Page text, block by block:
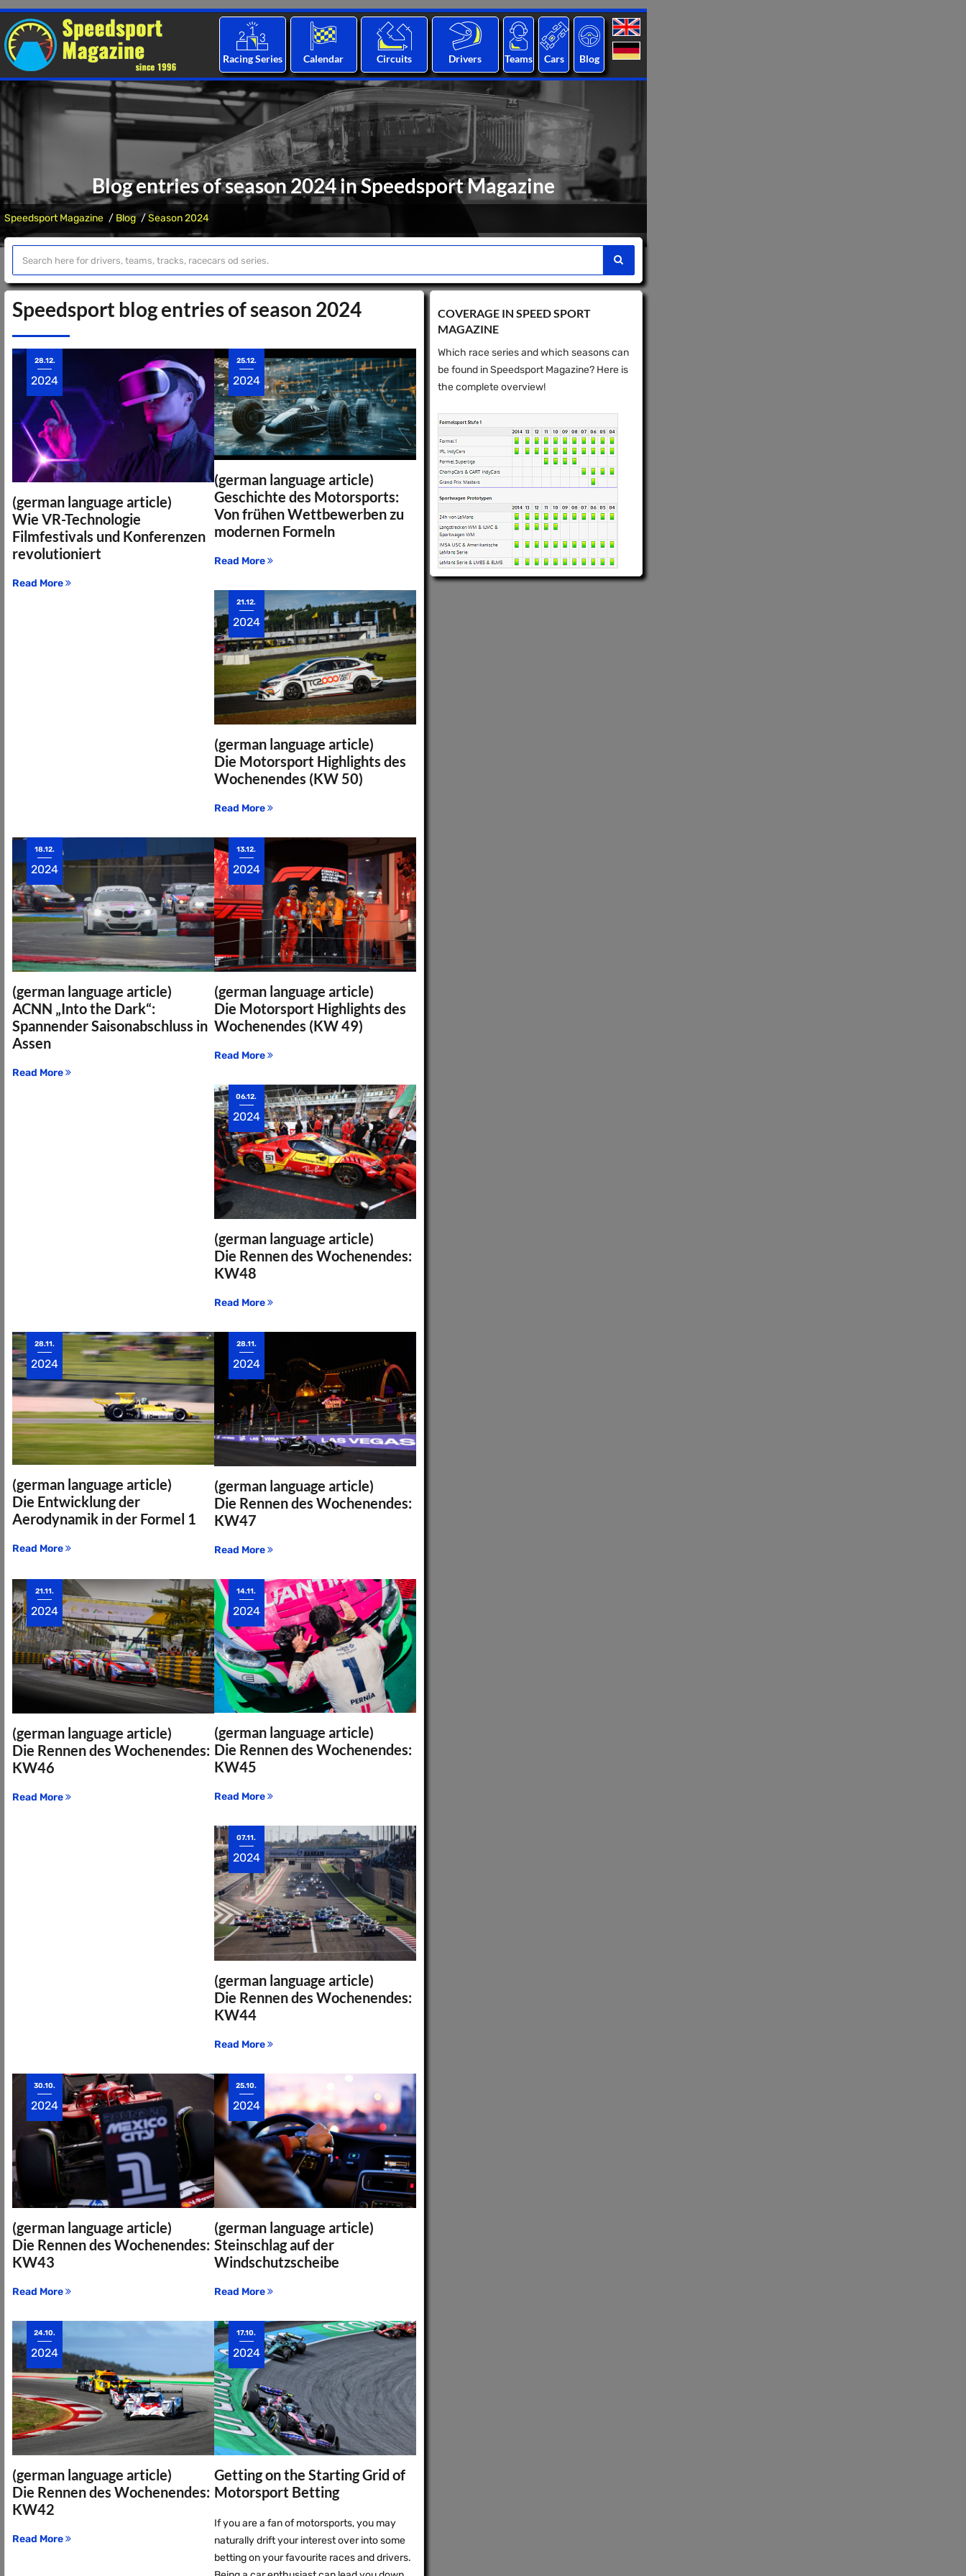
Racing Series Calendar Circuits Drivers Teams Cars Blog
Blog entries of season 2024 in Speedsport Magazine
Speedsport Magazine Blog Season 2024
Speedsport blog entries of season 2024
(german language article)
Wie VR-Technologie
Filmfestivals und Konferenzen
revolutioniert
28.12.
2024
Read More
(german language article)
Geschichte des Motorsports:
Von frühen Wettbewerben zu
modernen Formeln
25.12.
2024
Read More
(german language article)
Die Motorsport Highlights des
Wochenendes (KW 50)
21.12.
2024
Read More
(german language article)
ACNN „Into the Dark“:
Spannender Saisonabschluss in
Assen
18.12.
2024
Read More
(german language article)
Die Motorsport Highlights des
Wochenendes (KW 49)
13.12.
2024
Read More
(german language article)
Die Rennen des Wochenendes:
KW48
06.12.
2024
Read More
(german language article)
Die Entwicklung der
Aerodynamik in der Formel 1
28.11.
2024
Read More
(german language article)
Die Rennen des Wochenendes:
KW47
28.11.
2024
Read More
(german language article)
Die Rennen des Wochenendes:
KW46
21.11.
2024
Read More
(german language article)
Die Rennen des Wochenendes:
KW45
14.11.
2024
Read More
(german language article)
Die Rennen des Wochenendes:
KW44
07.11.
2024
Read More
(german language article)
Die Rennen des Wochenendes:
KW43
30.10.
2024
Read More
(german language article)
Steinschlag auf der
Windschutzscheibe
25.10.
2024
Read More
(german language article)
Die Rennen des Wochenendes:
KW42
24.10.
2024
Read More
Getting on the Starting Grid of
Motorsport Betting
17.10.
2024
If you are a fan of motorsports, you may
naturally drift your interest over into some
betting on your favourite races and drivers.
COVERAGE IN SPEED ​​SPORT
MAGAZINE
Which race series and which seasons can
be found in Speedsport Magazine? Here is
the complete overview!